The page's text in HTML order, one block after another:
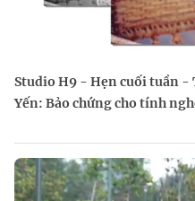
Studio H9 - Hẹn cuối tuần -
Yến: Bảo chứng cho tính